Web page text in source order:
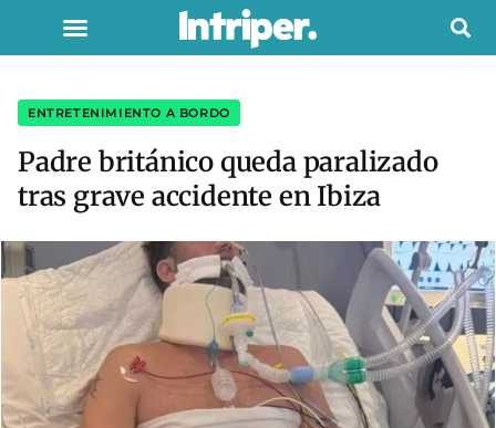
ENTRETENIMIENTO A BORDO
Padre británico queda paralizado
tras grave accidente en Ibiza